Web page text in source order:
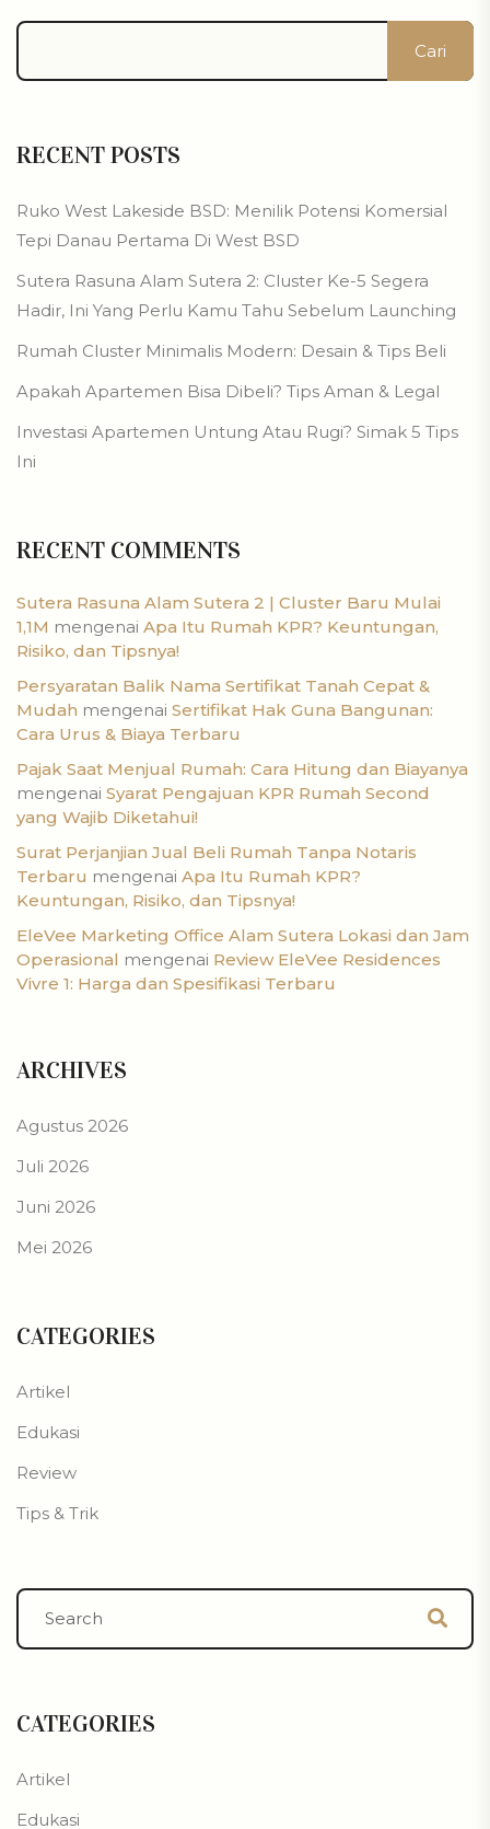
Cari
RECENT POSTS
Ruko West Lakeside BSD: Menilik Potensi Komersial
Tepi Danau Pertama Di West BSD
Sutera Rasuna Alam Sutera 2: Cluster Ke-5 Segera
Hadir, Ini Yang Perlu Kamu Tahu Sebelum Launching
Rumah Cluster Minimalis Modern: Desain & Tips Beli
Apakah Apartemen Bisa Dibeli? Tips Aman & Legal
Investasi Apartemen Untung Atau Rugi? Simak 5 Tips
Ini
RECENT COMMENTS
Sutera Rasuna Alam Sutera 2 | Cluster Baru Mulai
1,1M mengenai Apa Itu Rumah KPR? Keuntungan,
Risiko, dan Tipsnya!
Persyaratan Balik Nama Sertifikat Tanah Cepat &
Mudah mengenai Sertifikat Hak Guna Bangunan:
Cara Urus & Biaya Terbaru
Pajak Saat Menjual Rumah: Cara Hitung dan Biayanya
mengenai Syarat Pengajuan KPR Rumah Second
yang Wajib Diketahui!
Surat Perjanjian Jual Beli Rumah Tanpa Notaris
Terbaru mengenai Apa Itu Rumah KPR?
Keuntungan, Risiko, dan Tipsnya!
EleVee Marketing Office Alam Sutera Lokasi dan Jam
Operasional mengenai Review EleVee Residences
Vivre 1: Harga dan Spesifikasi Terbaru
ARCHIVES
Agustus 2026
Juli 2026
Juni 2026
Mei 2026
CATEGORIES
Artikel
Edukasi
Review
Tips & Trik
CATEGORIES
Artikel
Edukasi